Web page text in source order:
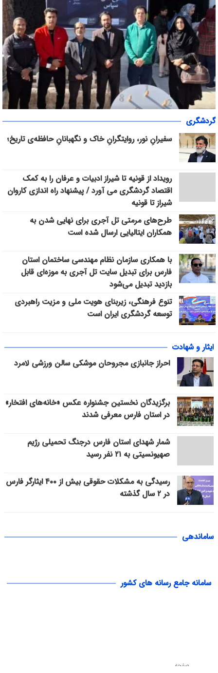
«سپاس» در میانرود شیراز طنین‌انداز شد/ هم‌افزایی ورزش، فرهنگ و
خدمات اجتماعی با حضور ۳۰۰ شهروند
مددکاران، معماران همدلی/ روایت هیئت ورزش‌های همگانی فارس از
یک الگوی انسانی
گردشگری
سفیرانِ نور، روایتگرانِ خاک و نگهبانانِ حافظه‌ی تاریخ؛
رویداد از قونیه تا شیراز ادبیات و عرفان را به کمک
اقتصاد گردشگری می آورد / پیشنهاد راه اندازی کاروان
شیراز تا قونیه
طرح‌های مرمتی تل آجری برای نهایی شدن به
همکاران ایتالیایی ارسال شده است
با همکاری سازمان نظام مهندسی ساختمان استان
فارس برای تبدیل سایت تل آجری به موزه‌ای قابل
بازدید تبدیل می‌شود
تنوع فرهنگی، زیربنای هویت ملی و مزیت راهبردی
توسعه گردشگری ایران است
ایثار و شهادت
احراز جانبازی مجروحان موشکی سالن ورزشی لامرد
برگزیدگان نخستین جشنواره عکس «خانه‌های افتخار»
در استان فارس معرفی شدند
شمار شهدای استان فارس درجنگ تحمیلی رژیم
صهیونسیتی به ۲۱ نفر رسید
رسیدگی به مشکلات حقوقی بیش از ۴۰۰ ایثارگر فارس
در ۲ سال گذشته
ساماندهی
سامانه جامع رسانه های کشور